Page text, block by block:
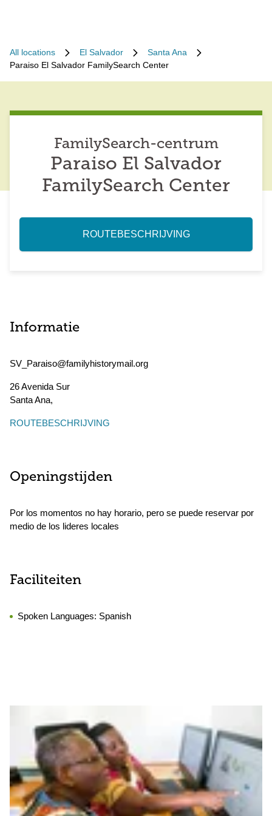
All locations El Salvador
Santa Ana
Paraiso El Salvador FamilySearch Center
FamilySearch-centrum
Paraiso El Salvador
FamilySearch Center
ROUTEBESCHRIJVING
Informatie
SV_Paraiso@familyhistorymail.org
26 Avenida Sur
Santa Ana,
ROUTEBESCHRIJVING
Openingstijden
Por los momentos no hay horario, pero se puede reservar por
medio de los lideres locales
Faciliteiten
Spoken Languages: Spanish